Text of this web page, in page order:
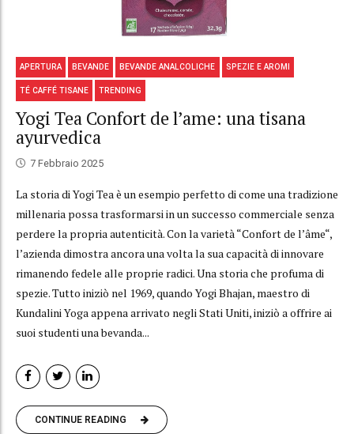
APERTURA BEVANDE BEVANDE ANALCOLICHE SPEZIE E AROMI
TÉ CAFFÉ TISANE TRENDING
Yogi Tea Confort de l’ame: una tisana
ayurvedica
7 Febbraio 2025
La storia di Yogi Tea è un esempio perfetto di come una tradizione
millenaria possa trasformarsi in un successo commerciale senza
perdere la propria autenticità. Con la varietà “Confort de l’âme“,
l’azienda dimostra ancora una volta la sua capacità di innovare
rimanendo fedele alle proprie radici. Una storia che profuma di
spezie. Tutto iniziò nel 1969, quando Yogi Bhajan, maestro di
Kundalini Yoga appena arrivato negli Stati Uniti, iniziò a offrire ai
suoi studenti una bevanda...
CONTINUE READING